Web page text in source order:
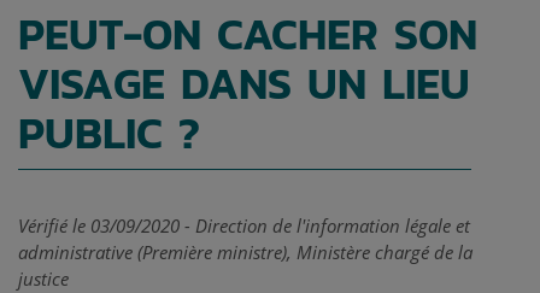
PEUT-ON CACHER SON
VISAGE DANS UN LIEU
PUBLIC ?
Vérifié le 03/09/2020 - Direction de l'information légale et
administrative (Première ministre), Ministère chargé de la
justice